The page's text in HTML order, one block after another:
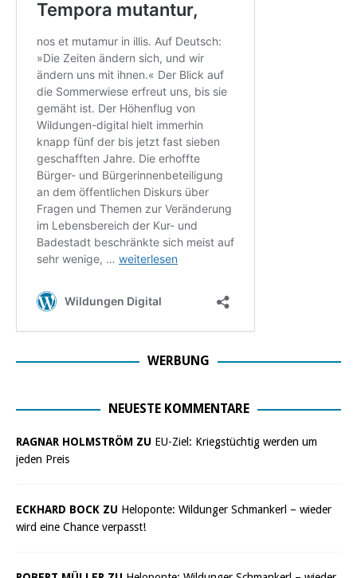
WERBUNG
NEUESTE KOMMENTARE
RAGNAR HOLMSTRÖM ZU EU-Ziel: Kriegstüchtig werden um
jeden Preis
ECKHARD BOCK ZU Heloponte: Wildunger Schmankerl – wieder
wird eine Chance verpasst!